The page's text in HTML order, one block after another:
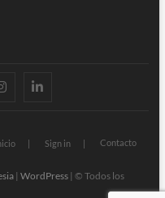
instagram
linkedin
Sign in Contacto
| WordPress| © Todos los